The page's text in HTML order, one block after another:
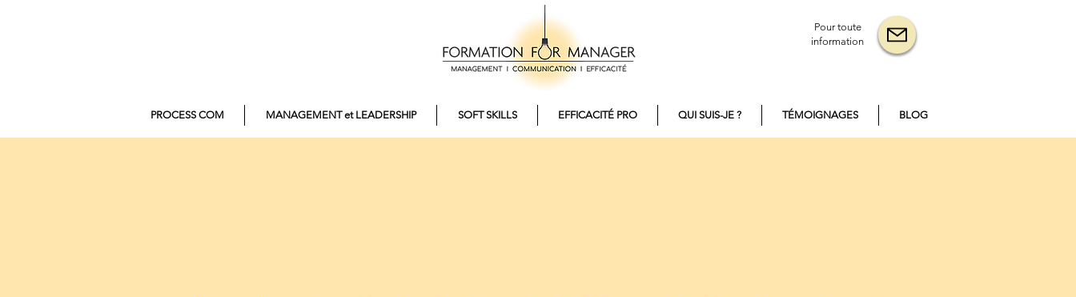
Pour toute
information
PROCESS COM MANAGEMENT et LEADERSHIP SOFT SKILLS EFFICACITÉ PRO QUI SUIS-JE ? TÉMOIGNAGES BLOG